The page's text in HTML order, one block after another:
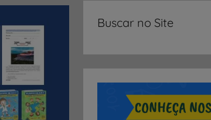
Buscar no Site